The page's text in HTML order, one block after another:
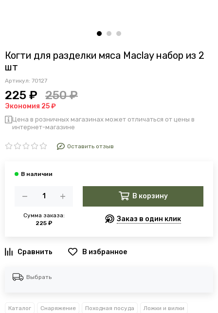
Когти для разделки мяса Maclay набор из 2
шт
Артикул: 70127
225 ₽ 250 ₽
Экономия 25 ₽
Цена в розничных магазинах может отличаться от цены в
интернет-магазине
Оставить отзыв
Сумма заказа:
225 ₽
В корзину
Заказ в один клик
В избранное
Выбрать
Каталог Снаряжение Походная посуда Ложки и вилки